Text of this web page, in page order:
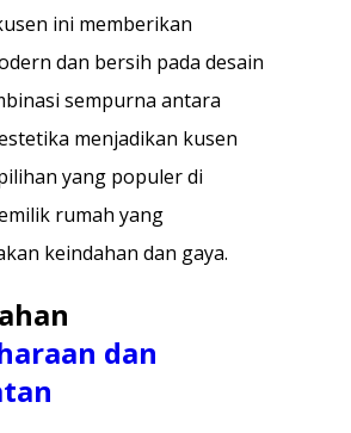
ini memberikan
dan bersih pada desain
sempurna antara
menjadikan kusen
yang populer di
rumah yang
keindahan dan gaya.
dan